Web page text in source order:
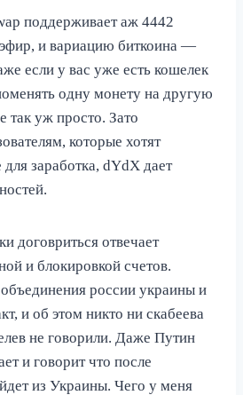
поддерживает аж 4442
и вариацию биткоина —
если у вас уже есть кошелек
одну монету на другую
так уж просто. Зато
которые хотят
заработка, dYdX дает
договриться отвечает
и блокировкой счетов.
россии украины и
и об этом никто ни скабеева
не говорили. Даже Путин
и говорит что после
из Украины. Чего у меня